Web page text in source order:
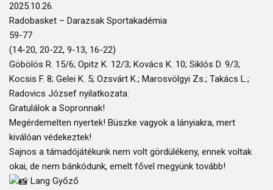
2025.10.26.
Radobasket – Darazsak Sportakadémia
59-77
(14-20, 20-22, 9-13, 16-22)
Göbölös R. 15/6; Opitz K. 12/3; Kovács K. 10; Siklós D. 9/3;
Kocsis F. 8; Gelei K. 5; Ozsvárt K.; Marosvölgyi Zs.; Takács L.;
Radovics József nyilatkozata:
Gratulálok a Sopronnak!
Megérdemelten nyertek! Büszke vagyok a lányiakra, mert
kiválóan védekeztek!
Sajnos a támadójátékunk nem volt gördülékeny, ennek voltak
okai, de nem bánkódunk, emelt fővel megyünk tovább!
Lang Győző